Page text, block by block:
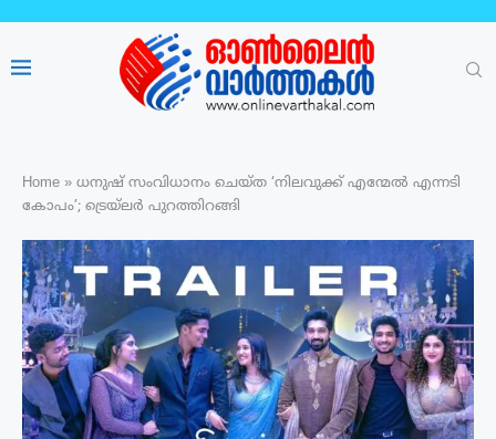
Home » ധനുഷ് സംവിധാനം ചെയ്ത ‘നിലവുക്ക് എന്മേൽ എന്നടി
കോപം’; ട്രെയ്ലർ പുറത്തിറങ്ങി